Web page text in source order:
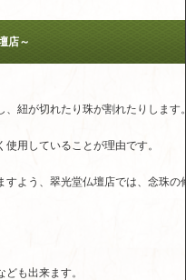
店～
、紐が切れたり珠が割れたりします
用していることが理由です。
よう、翠光堂仏壇店では、念珠の
も出来ます。